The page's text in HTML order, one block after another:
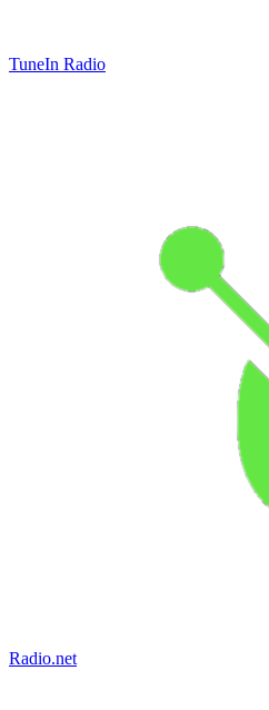
TuneIn Radio
Radio.net